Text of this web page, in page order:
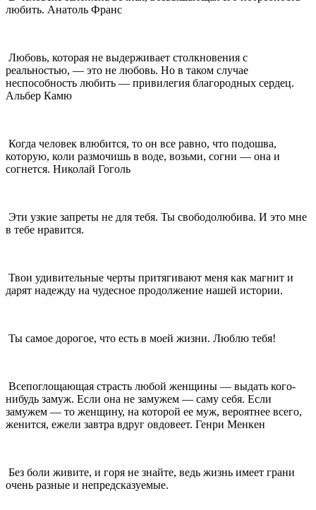
любить. Анатоль Франс
Любовь, которая не выдерживает столкновения с
реальностью, — это не любовь. Но в таком случае
неспособность любить — привилегия благородных сердец.
Альбер Камю
Когда человек влюбится, то он все равно, что подошва,
которую, коли размочишь в воде, возьми, согни — она и
согнется. Николай Гоголь
Эти узкие запреты не для тебя. Ты свободолюбива. И это мне
в тебе нравится.
Твои удивительные черты притягивают меня как магнит и
дарят надежду на чудесное продолжение нашей истории.
Ты самое дорогое, что есть в моей жизни. Люблю тебя!
Всепоглощающая страсть любой женщины — выдать кого-
нибудь замуж. Если она не замужем — саму себя. Если
замужем — то женщину, на которой ее муж, вероятнее всего,
женится, ежели завтра вдруг овдовеет. Генри Менкен
Без боли живите, и горя не знайте, ведь жизнь имеет грани
очень разные и непредсказуемые.